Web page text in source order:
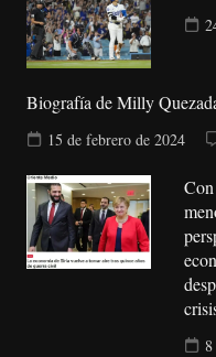
Biografía de Milly
15 de febrero de 2024